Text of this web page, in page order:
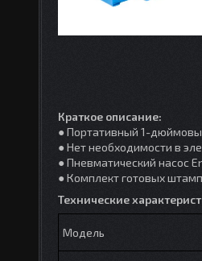
Краткое описание:
● Портативный 1-
● Нет необходимости в
● Пневматический насос
● Комплект готовых
Технические
Модель